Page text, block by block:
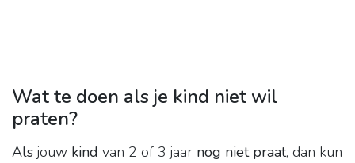
Wat te doen als je kind niet wil
praten?
Als jouw kind van 2 of 3 jaar nog niet praat, dan kun